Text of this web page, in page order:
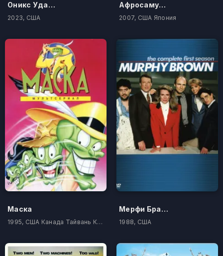
Оникс Удачный и талисман душ
2023, США
Афросамурай
2007, США Япония
Маска
1995, США Канада Тайвань Корея Южная Филиппины
Мерфи Браун
1988, США